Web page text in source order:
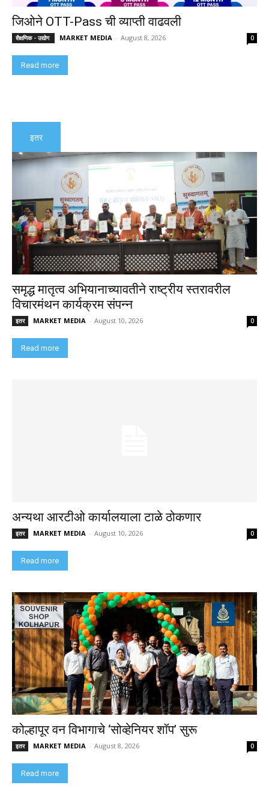
जिओने OTT-Pass ची व्याप्ती वाढवली
शैक्षणिक - उद्योग MARKET MEDIA - August 8, 2026 0
Read more
इतर
समृद्ध मातृत्व अभियानाच्यावतीने राष्ट्रीय स्तरावरील
विचारमंथन कार्यक्रम संपन्न
इतर MARKET MEDIA - August 10, 2026 0
Read more
अन्यथा आरटीओ कार्यालयाला टाळे ठोकणार
इतर MARKET MEDIA - August 10, 2026 0
Read more
कोल्हापूर वन विभागाचे ‘सोव्हेनियर शॉप’ सुरू
इतर MARKET MEDIA - August 8, 2026 0
Read more